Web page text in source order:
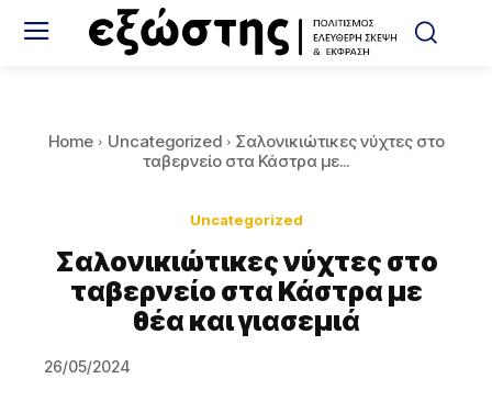
Home Uncategorized
Σαλονικιώτικες νύχτες στο
ταβερνείο στα Κάστρα με...
Uncategorized
Σαλονικιώτικες νύχτες στο
ταβερνείο στα Κάστρα με
θέα και γιασεμιά
26/05/2024